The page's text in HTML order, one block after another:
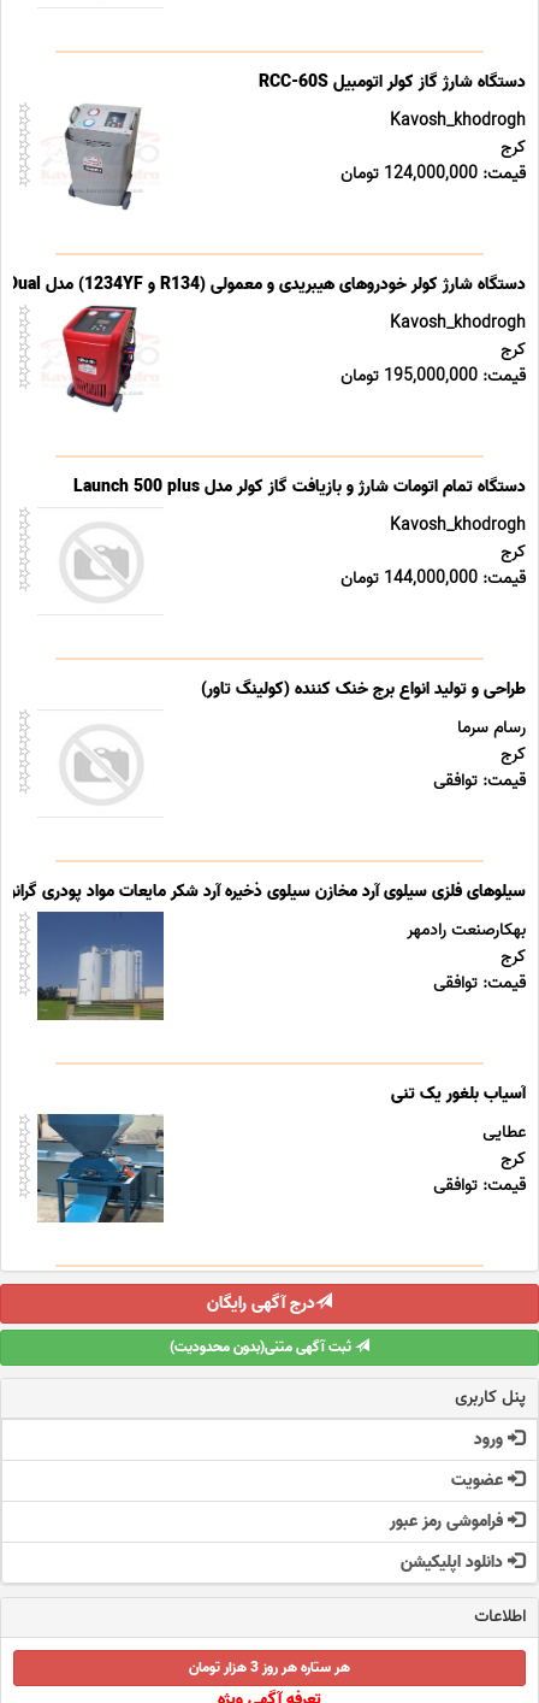
دستگاه شارژ گاز کولر اتومبیل RCC-60S
Kavosh_khodrogh
کرج
قیمت: 124,000,000 تومان
دستگاه شارژ کولر خودروهای هیبریدی و معمولی (R134 و 1234YF) مدل 70s-Dual
Kavosh_khodrogh
کرج
قیمت: 195,000,000 تومان
دستگاه تمام اتومات شارژ و بازیافت گاز کولر مدل Launch 500 plus
Kavosh_khodrogh
کرج
قیمت: 144,000,000 تومان
طراحی و تولید انواع برج خنک کننده (کولینگ تاور)
رسام سرما
کرج
قیمت: توافقی
سیلوهای فلزی سیلوی آرد مخازن سیلوی ذخیره آرد شکر مایعات مواد پودری
بهکارصنعت رادمهر
کرج
قیمت: توافقی
آسیاب بلغور یک تنی
عطایی
کرج
قیمت: توافقی
درج آگهی رایگان
ثبت آگهی متنی(بدون محدودیت)
پنل کاربری
ورود
عضویت
فراموشی رمز عبور
دانلود اپلیکیشن
اطلاعات
هر ستاره هر روز 3 هزار تومان